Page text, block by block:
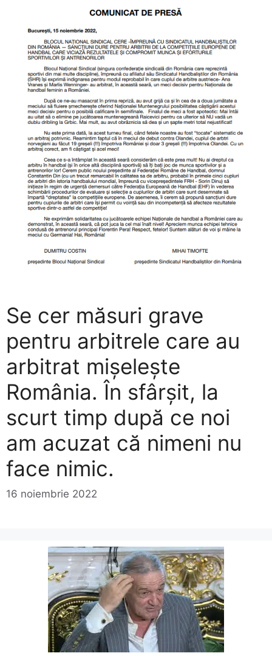
Se cer măsuri grave
pentru arbitrele care au
arbitrat mișelește
România. În sfârșit, la
scurt timp după ce noi
am acuzat că nimeni nu
face nimic.
16 noiembrie 2022